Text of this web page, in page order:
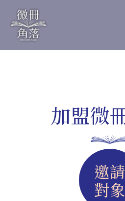
加盟微
邀請
對象